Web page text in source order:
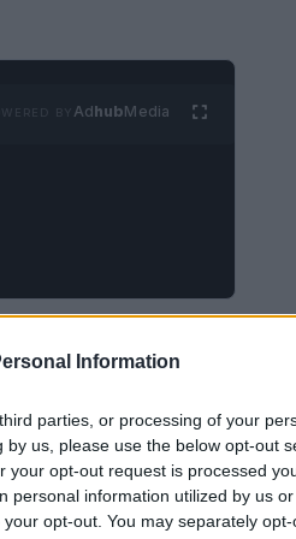
Information
parties, or processing of your
us, please use the below opt-out
your opt-out request is processed
personal information utilized by us
opt-out. You may separately
AdhubMedia
creazione di un ponte
così uno